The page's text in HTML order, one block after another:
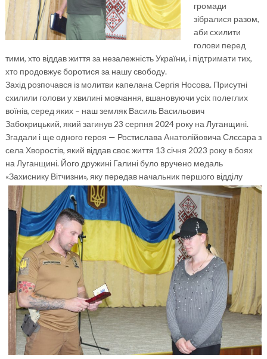
громади
зібралися разом,
аби схилити
голови перед
тими, хто віддав життя за незалежність України, і підтримати тих,
хто продовжує боротися за нашу свободу.
Захід розпочався із молитви капелана Сергія Носова. Присутні
схилили голови у хвилині мовчання, вшановуючи усіх полеглих
воїнів, серед яких – наш земляк Василь Васильович
Забокрицький, який загинув 23 серпня 2024 року на Луганщині.
Згадали і ще одного героя — Ростислава Анатолійовича Слєсара з
села Хворостів, який віддав своє життя 13 січня 2023 року в боях
на Луганщині. Його дружині Галині було вручено медаль
«Захиснику Вітчизни», якупередав начальник першого відділу